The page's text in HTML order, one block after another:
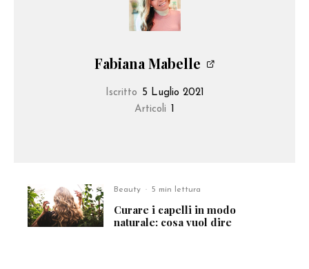
Fabiana Mabelle
Iscritto 5 Luglio 2021
Articoli
Beauty · 5 min lettura
Curare i capelli in modo
naturale: cosa vuol dire